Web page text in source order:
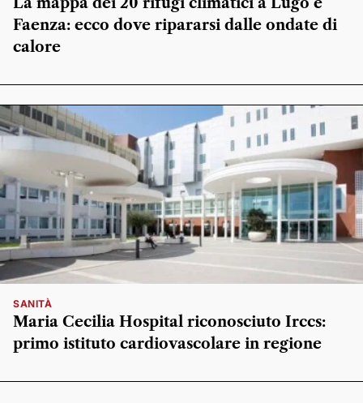
Faenza: ecco dove ripararsi dalle ondate di
calore
SANITÀ
Maria Cecilia Hospital riconosciuto Irccs:
primo istituto cardiovascolare in regione